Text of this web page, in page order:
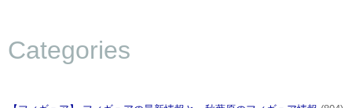
Categories